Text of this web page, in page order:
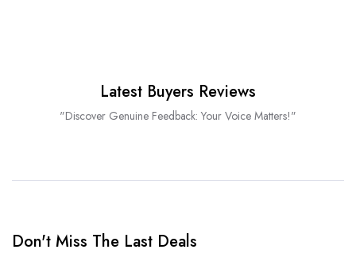
Latest Buyers Reviews
"Discover Genuine Feedback: Your Voice Matters!"
Don't Miss The Last Deals